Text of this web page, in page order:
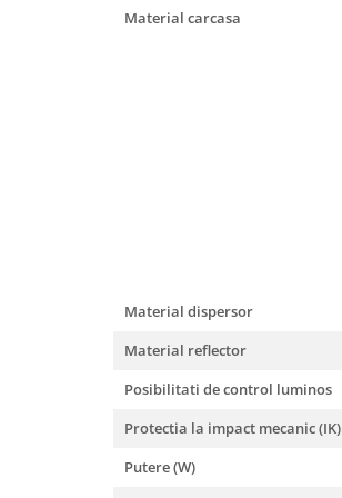
Material carcasa
Material dispersor
Material reflector
Posibilitati de control luminos
Protectia la impact mecanic (IK)
Putere (W)